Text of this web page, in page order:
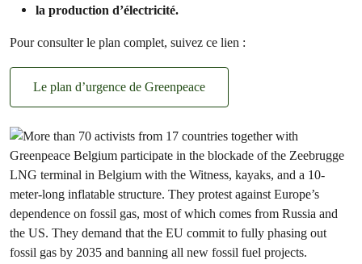
la production d’électricité.
Pour consulter le plan complet, suivez ce lien :
Le plan d’urgence de Greenpeace